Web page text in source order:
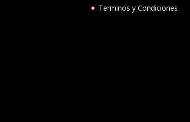
Terminos y Condiciones